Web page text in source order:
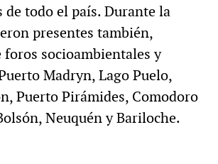
de todo el país. Durante la
presentes también,
socioambientales y
Madryn, Lago Puelo,
Puerto Pirámides, Comodoro
Neuquén y Bariloche.